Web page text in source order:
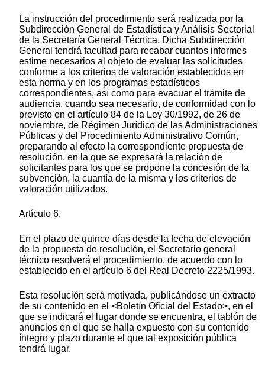
La instrucción del procedimiento será realizada por la
Subdirección General de Estadística y Análisis Sectorial
de la Secretaría General Técnica. Dicha Subdirección
General tendrá facultad para recabar cuantos informes
estime necesarios al objeto de evaluar las solicitudes
conforme a los criterios de valoración establecidos en
esta norma y en los programas estadísticos
correspondientes, así como para evacuar el trámite de
audiencia, cuando sea necesario, de conformidad con lo
previsto en el artículo 84 de la Ley 30/1992, de 26 de
noviembre, de Régimen Jurídico de las Administraciones
Públicas y del Procedimiento Administrativo Común,
preparando al efecto la correspondiente propuesta de
resolución, en la que se expresará la relación de
solicitantes para los que se propone la concesión de la
subvención, la cuantía de la misma y los criterios de
valoración utilizados.
Artículo 6.
En el plazo de quince días desde la fecha de elevación
de la propuesta de resolución, el Secretario general
técnico resolverá el procedimiento, de acuerdo con lo
establecido en el artículo 6 del Real Decreto 2225/1993.
Esta resolución será motivada, publicándose un extracto
de su contenido en el <Boletín Oficial del Estado>, en el
que se indicará el lugar donde se encuentra, el tablón de
anuncios en el que se halla expuesto con su contenido
íntegro y plazo durante el que tal exposición pública
tendrá lugar.